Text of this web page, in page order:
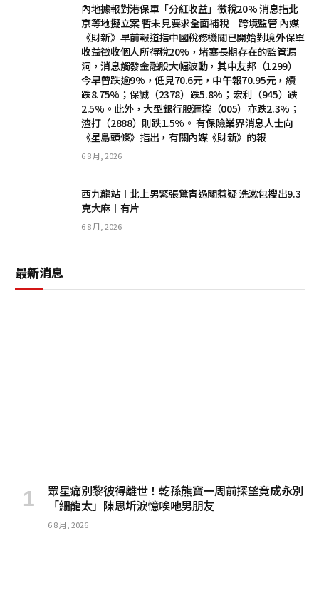
內地據報對港保單「分紅收益」徵稅20% 消息指北
京等地擬立案 暫未見要求全面補稅｜跨境監管 內媒
《財新》早前報道指中國稅務機關已開始對境外保單
收益徵收個人所得稅20%，堵塞長期存在的監管漏
洞，消息觸發金融股大幅波動，其中友邦（1299）
今早曾跌逾9%，低見70.6元，中午報70.95元，續
跌8.75%；保誠（2378）跌5.8%；宏利（945）跌
2.5%。此外，大型銀行股滙控（005）亦跌2.3%；
渣打（2888）則跌1.5%。 有保險業界消息人士向
《星島頭條》指出，有關內媒《財新》的報
6 8 月, 2026
西九龍站︱北上男緊張驚青過關惹疑 洗漱包搜出9.3
克大麻︱有片
6 8 月, 2026
最新消息
眾星痛別黎彼得離世！乾孫熊寶一周前探望竟成永別
「細龍太」陳思圻淚憶唉吔男朋友
6 8 月, 2026